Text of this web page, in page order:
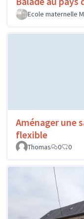
Ecole maternelle
Aménager une
flexible
Thomas
0 0